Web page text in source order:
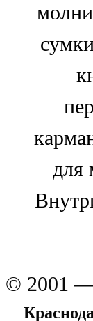
для
© 2001